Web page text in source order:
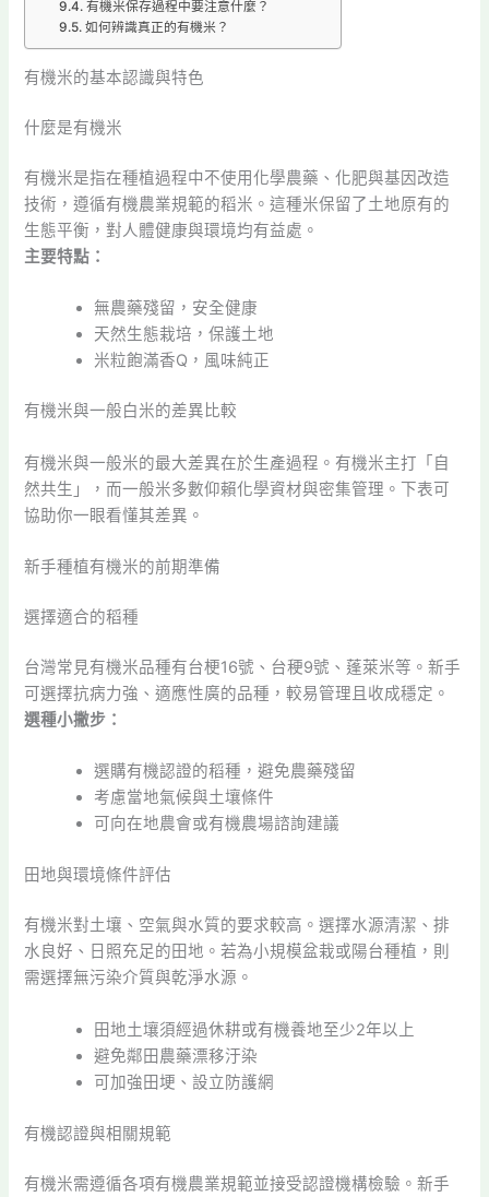
有機米保存過程中要注意什麼？
如何辨識真正的有機米？
有機米的基本認識與特色
什麼是有機米
有機米是指在種植過程中不使用化學農藥、化肥與基因改造
技術，遵循有機農業規範的稻米。這種米保留了土地原有的
生態平衡，對人體健康與環境均有益處。
主要特點：
無農藥殘留，安全健康
天然生態栽培，保護土地
米粒飽滿香Q，風味純正
有機米與一般白米的差異比較
有機米與一般米的最大差異在於生產過程。有機米主打「自
然共生」，而一般米多數仰賴化學資材與密集管理。下表可
協助你一眼看懂其差異。
新手種植有機米的前期準備
選擇適合的稻種
台灣常見有機米品種有台梗16號、台稉9號、蓬萊米等。新手
可選擇抗病力強、適應性廣的品種，較易管理且收成穩定。
選種小撇步：
選購有機認證的稻種，避免農藥殘留
考慮當地氣候與土壤條件
可向在地農會或有機農場諮詢建議
田地與環境條件評估
有機米對土壤、空氣與水質的要求較高。選擇水源清潔、排
水良好、日照充足的田地。若為小規模盆栽或陽台種植，則
需選擇無污染介質與乾淨水源。
田地土壤須經過休耕或有機養地至少2年以上
避免鄰田農藥漂移汙染
可加強田埂、設立防護網
有機認證與相關規範
有機米需遵循各項有機農業規範並接受認證機構檢驗。新手